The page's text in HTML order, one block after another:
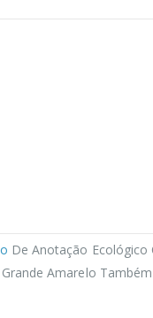
De Anotação
Grande Amarelo